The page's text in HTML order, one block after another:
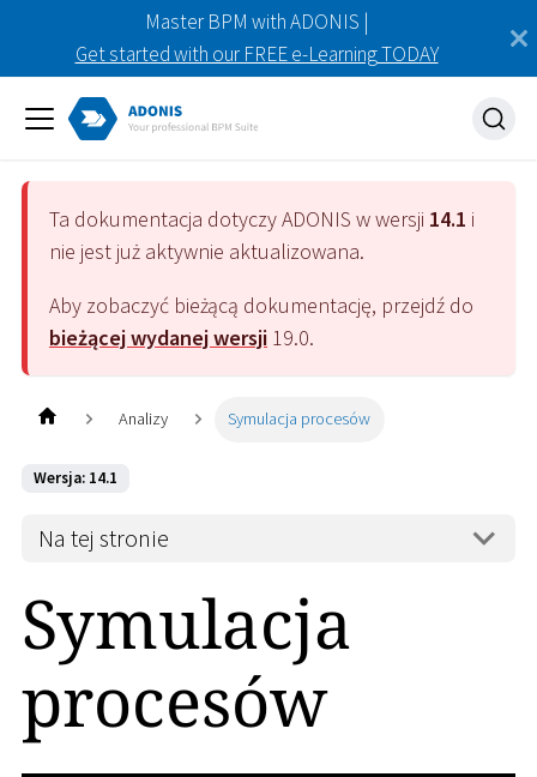
Master BPM with ADONIS |
Get started with our FREE e-Learning TODAY
Ta dokumentacja dotyczyADONIS w wersji 14.1 i
nie jest już aktywnie aktualizowana.
Aby zobaczyć bieżącą dokumentację, przejdź do
bieżącej wydanej wersji 19.0.
Analizy Symulacja procesów
Wersja: 14.1
Na tej stronie
Symulacja
procesów